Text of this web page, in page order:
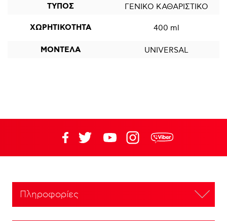
ΤΥΠΟΣ ΓΕΝΙΚΟ ΚΑΘΑΡΙΣΤΙΚΟ
ΧΩΡΗΤΙΚΟΤΗΤΑ 400 ml
ΜΟΝΤΕΛΑ UNIVERSAL
Πληροφορίες